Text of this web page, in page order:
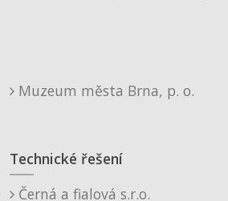
Muzeum města Brna, p. o.
Technické řešení
Černá a fialová s.r.o.